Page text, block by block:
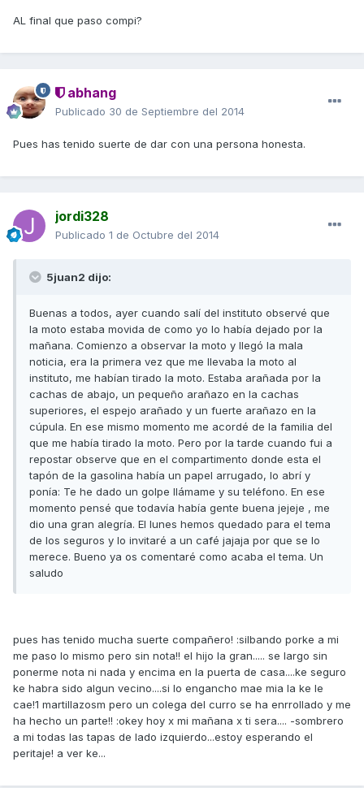
AL final que paso compi?
abhang
Publicado 30 de Septiembre del 2014
Pues has tenido suerte de dar con una persona honesta.
jordi328
Publicado 1 de Octubre del 2014
5juan2 dijo:
Buenas a todos, ayer cuando salí del instituto observé que
la moto estaba movida de como yo lo había dejado por la
mañana. Comienzo a observar la moto y llegó la mala
noticia, era la primera vez que me llevaba la moto al
instituto, me habían tirado la moto. Estaba arañada por la
cachas de abajo, un pequeño arañazo en la cachas
superiores, el espejo arañado y un fuerte arañazo en la
cúpula. En ese mismo momento me acordé de la familia del
que me había tirado la moto. Pero por la tarde cuando fui a
repostar observe que en el compartimento donde esta el
tapón de la gasolina había un papel arrugado, lo abrí y
ponía: Te he dado un golpe llámame y su teléfono. En ese
momento pensé que todavía había gente buena jejeje , me
dio una gran alegría. El lunes hemos quedado para el tema
de los seguros y lo invitaré a un café jajaja por que se lo
merece. Bueno ya os comentaré como acaba el tema. Un
saludo
pues has tenido mucha suerte compañero! :silbando porke a mi
me paso lo mismo pero sin nota!! el hijo la gran..... se largo sin
ponerme nota ni nada y encima en la puerta de casa....ke seguro
ke habra sido algun vecino....si lo engancho mae mia la ke le
cae!1 martillazosm pero un colega del curro se ha enrrollado y me
ha hecho un parte!! :okey hoy x mi mañana x ti sera.... -sombrero
a mi todas las tapas de lado izquierdo...estoy esperando el
peritaje! a ver ke...